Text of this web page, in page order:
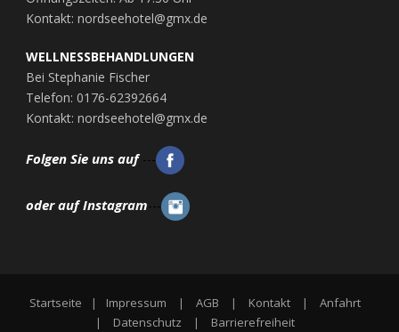
Kontakt: nordseehotel@gmx.de
WELLNESSBEHANDLUNGEN
Bei Stephanie Fischer
Telefon: 0176-62392664
Kontakt: nordseehotel@gmx.de
Folgen Sie uns auf ---
oder auf Instagram---
Startseite | Impressum | AGB | Kontakt |
Anfahrt
|
Datenschutz | Barrierefreiheit